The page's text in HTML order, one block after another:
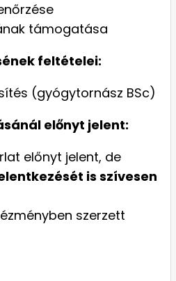
támogatása
feltételei:
(gyógytornász BSc)
előnyt jelent:
előnyt jelent, de
is szívesen
szerzett